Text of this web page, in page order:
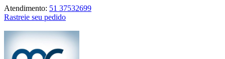
Atendimento: 51 37532699
Rastreie seu pedido